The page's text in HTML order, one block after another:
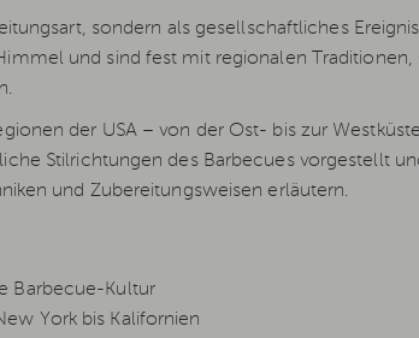
sondern als gesellschaftliches
und sind fest mit regionalen Traditionen,
der USA – von der Ost- bis zur
Stilrichtungen des Barbecues vorgestellt
und Zubereitungsweisen erläutern.
Barbecue-Kultur
York bis Kalifornien